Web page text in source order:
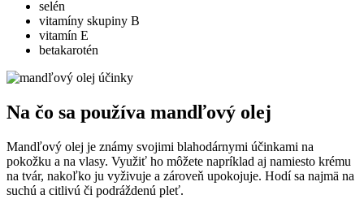
selén
vitamíny skupiny B
vitamín E
betakarotén
Na čo sa používa mandľový olej
Mandľový olej je známy svojimi blahodárnymi účinkami na
pokožku a na vlasy. Využiť ho môžete napríklad aj namiesto krému
na tvár, nakoľko ju vyživuje a zároveň upokojuje. Hodí sa najmä na
suchú a citlivú či podráždenú pleť.